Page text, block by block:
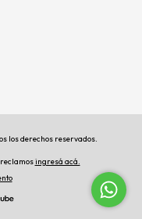
los derechos reservados.
ingresá acá.